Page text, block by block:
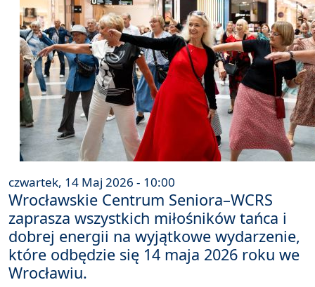
czwartek, 14 Maj 2026 - 10:00
Wrocławskie Centrum Seniora–WCRS
zaprasza wszystkich miłośników tańca i
dobrej energii na wyjątkowe wydarzenie,
które odbędzie się 14 maja 2026 roku we
Wrocławiu.